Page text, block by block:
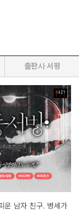
출판사 서평
운 남자 친구. 병세가